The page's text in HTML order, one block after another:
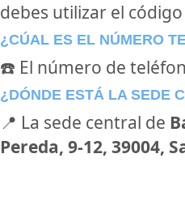
debes utilizar el código
¿CÚAL ES EL NÚMERO
☎️ El número de
¿DÓNDE ESTÁ LA SEDE
📍 La sede central de
Pereda, 9-12, 39004,